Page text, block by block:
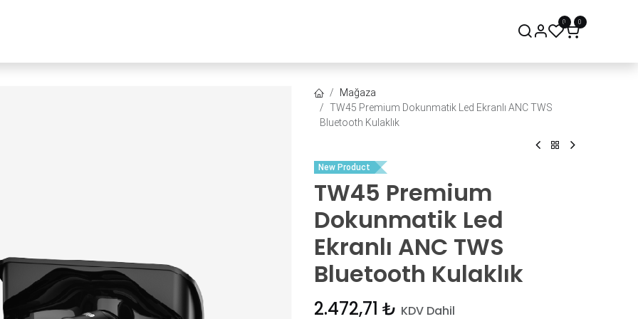
0 0
Mağaza
TW45 Premium Dokunmatik Led Ekranlı ANC TWS
Bluetooth Kulaklık
New Product
TW45 Premium
Dokunmatik Led
Ekranlı ANC TWS
Bluetooth Kulaklık
2.472,71 ₺ KDV Dahil